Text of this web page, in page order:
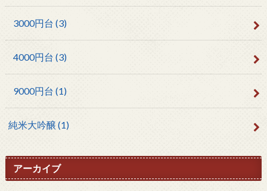
3000円台 (3)
4000円台 (3)
9000円台 (1)
純米大吟醸 (1)
アーカイブ